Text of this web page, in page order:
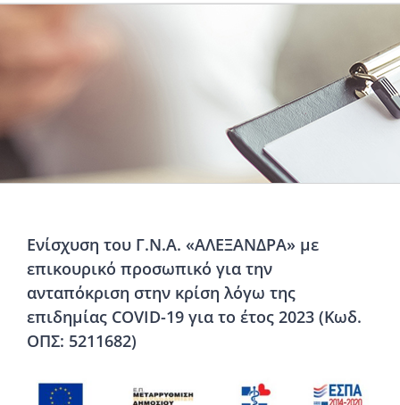
Ενίσχυση του Γ.Ν.Α. «ΑΛΕΞΑΝΔΡΑ» με
επικουρικό προσωπικό για την
ανταπόκριση στην κρίση λόγω της
επιδημίας COVID-19 για το έτος 2023 (Κωδ.
ΟΠΣ: 5211682)